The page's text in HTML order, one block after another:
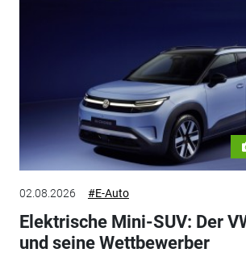
02.08.2026 #E-Auto
Elektrische Mini-SUV: Der
und seine Wettbewerber